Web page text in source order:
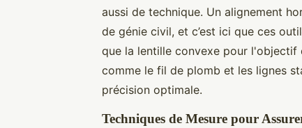
aussi de technique. Un alignement
de génie civil, et c’est ici que ces
que la lentille convexe pour l'objectif
comme le fil de plomb et les lignes
précision optimale.
Techniques de Mesure pour